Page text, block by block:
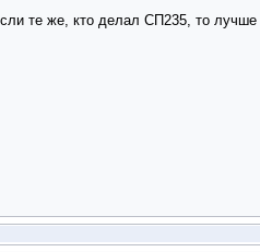
те же, кто делал СП235, то